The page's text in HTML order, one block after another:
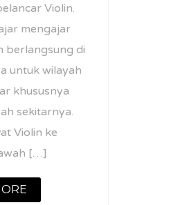
Violin.
mengajar
berlangsung di
untuk wilayah
khususnya
sekitarnya.
Violin ke
[…]